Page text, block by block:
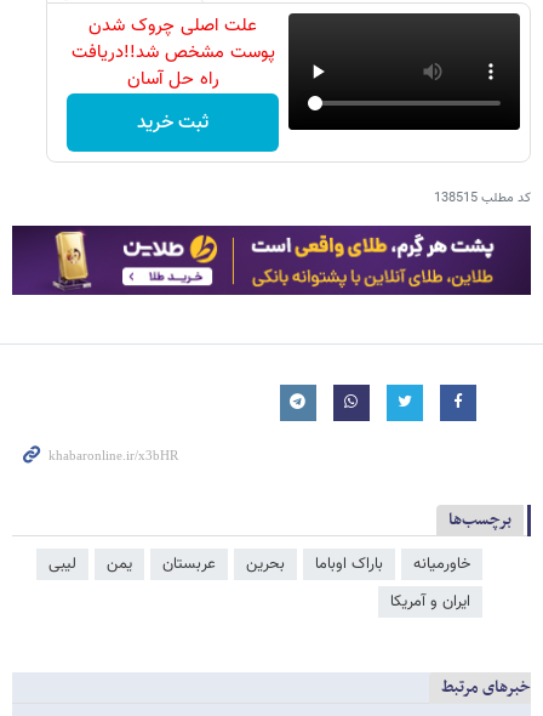
علت اصلی چروک شدن
پوست مشخص شد!!دریافت
راه حل آسان
ثبت خرید
کد مطلب138515
برچسب‌ها
خاورمیانه باراک اوباما بحرین عربستان یمن
لیبی
ایران و آمریکا
خبرهای مرتبط